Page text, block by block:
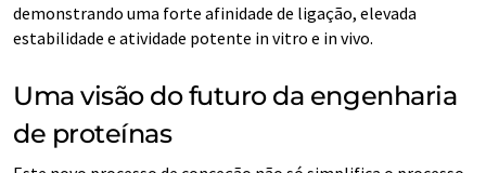
demonstrando uma forte afinidade de ligação, elevada
estabilidade e atividade potente in vitro e in vivo.
Uma visão do futuro da engenharia
de proteínas